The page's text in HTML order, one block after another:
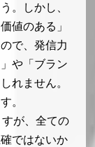
。しかし、
値のある」
で、発信力
や「ブラン
れません。
。
が、全ての
ではないか